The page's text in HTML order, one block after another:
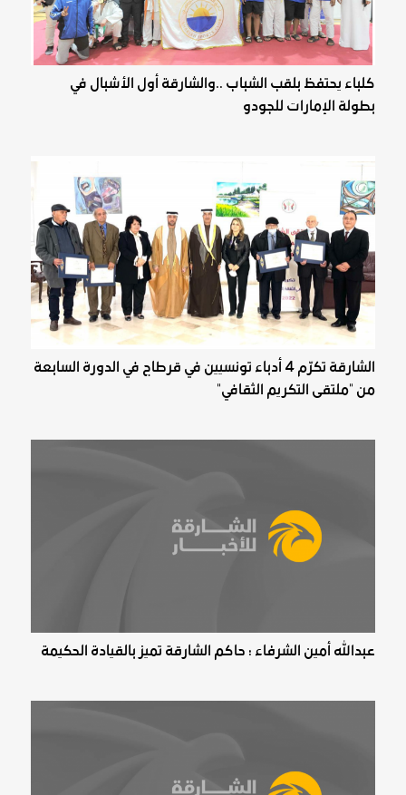
كلباء يحتفظ بلقب الشباب ..والشارقة أول الأشبال في
بطولة الإمارات للجودو
الشارقة تكرّم 4 أدباء تونسيين في قرطاج في الدورة السابعة
من "ملتقى التكريم الثقافي"
عبدالله أمين الشرفاء : حاكم الشارقة تميز بالقيادة الحكيمة